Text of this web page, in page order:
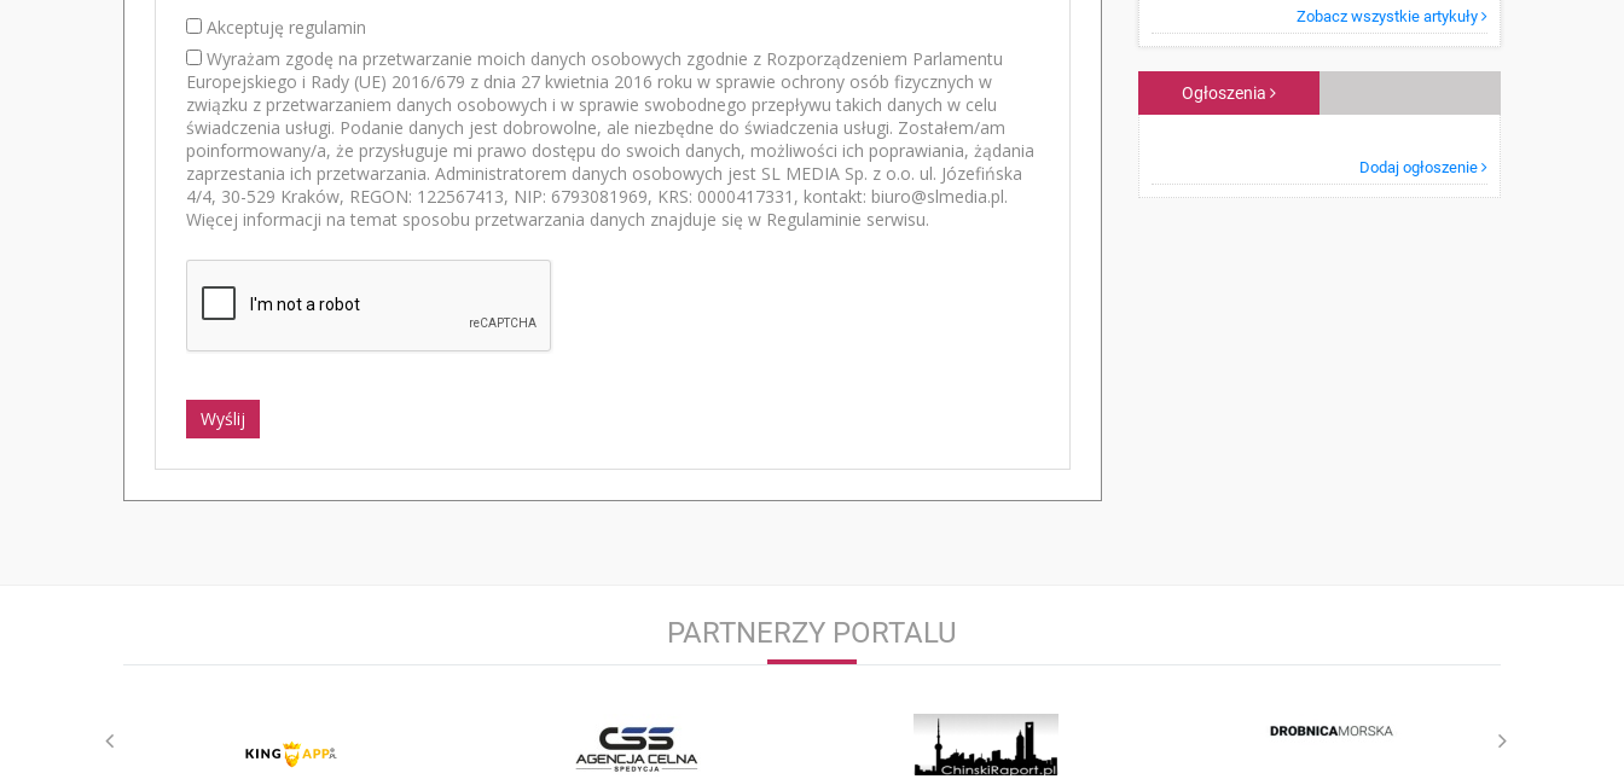
Akceptuję regulamin
Wyrażam zgodę na przetwarzanie moich danych osobowych zgodnie z Rozporządzeniem Parlamentu
Europejskiego i Rady (UE) 2016/679 z dnia 27 kwietnia 2016 roku w sprawie ochrony osób fizycznych w
związku z przetwarzaniem danych osobowych i w sprawie swobodnego przepływu takich danych w celu
świadczenia usługi. Podanie danych jest dobrowolne, ale niezbędne do świadczenia usługi. Zostałem/am
poinformowany/a, że przysługuje mi prawo dostępu do swoich danych, możliwości ich poprawiania, żądania
zaprzestania ich przetwarzania. Administratorem danych osobowych jest SL MEDIA Sp. z o.o. ul. Józefińska
4/4, 30-529 Kraków, REGON: 122567413, NIP: 6793081969, KRS: 0000417331, kontakt: biuro@slmedia.pl.
Więcej informacji na temat sposobu przetwarzania danych znajduje się w Regulaminie serwisu.
Wyślij
Zobacz wszystkie artykuły
Ogłoszenia
Dodaj ogłoszenie
PARTNERZY PORTALU